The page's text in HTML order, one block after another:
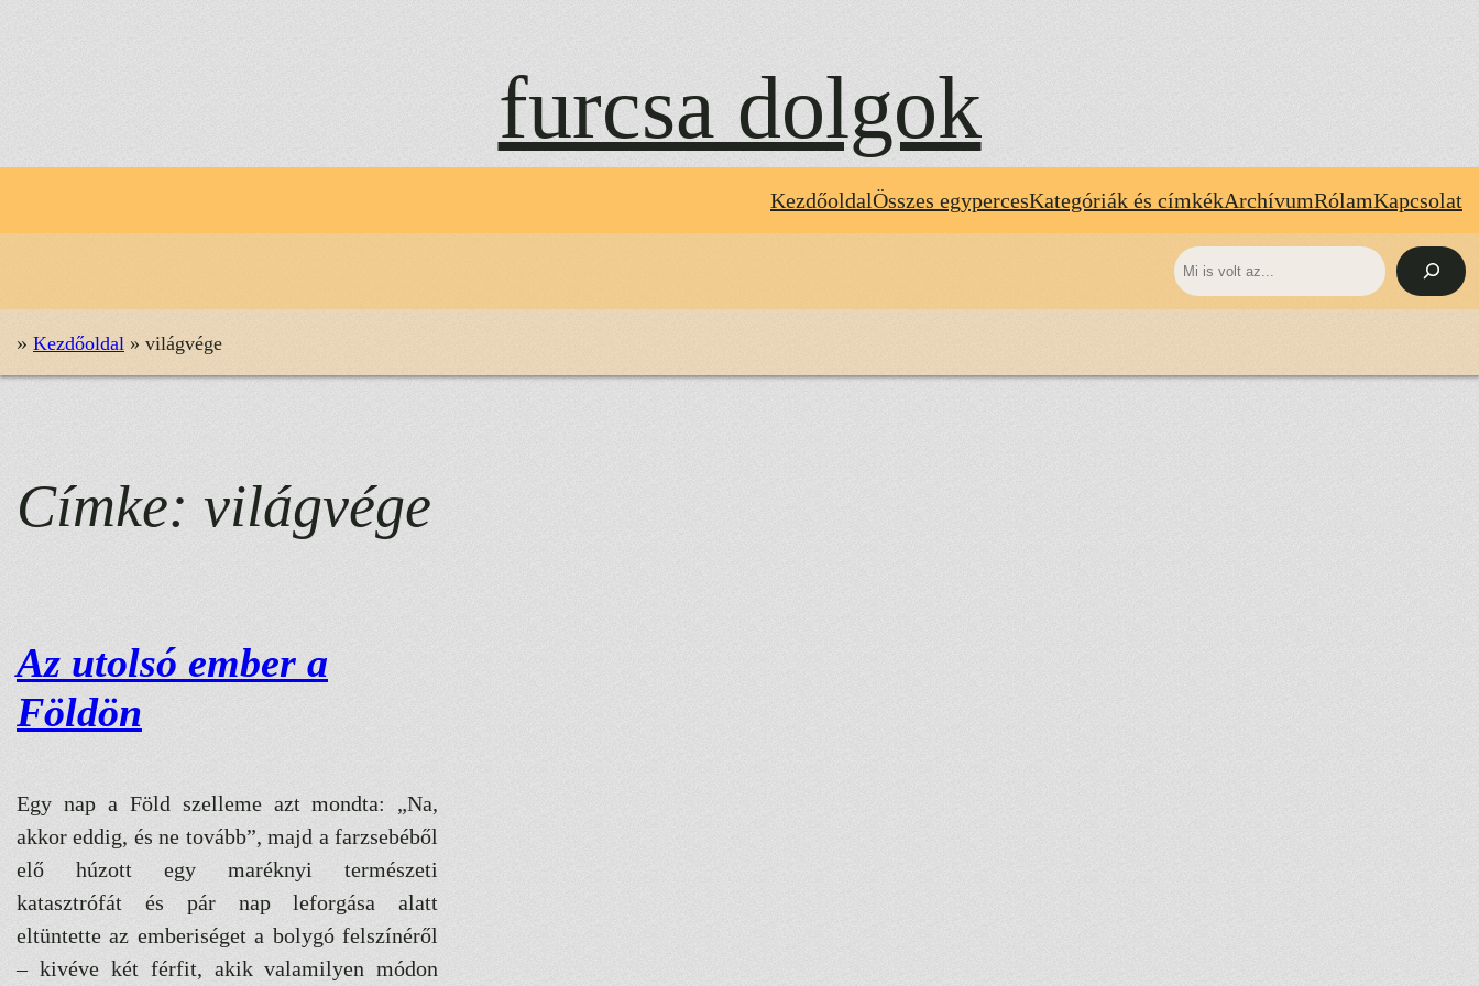
furcsa dolgok
KezdőoldalÖsszes egypercesKategóriák és címkékArchívumRólamKapcsolat
Keresés
» Kezdőoldal » világvége
Címke: világvége
Az utolsó ember a
Földön
Egy nap a Föld szelleme azt mondta: „Na,
akkor eddig, és ne tovább”, majd a farzsebéből
elő húzott egy maréknyi természeti
katasztrófát és pár nap leforgása alatt
eltüntette az emberiséget a bolygó felszínéről
– kivéve két férfit, akik valamilyen módon